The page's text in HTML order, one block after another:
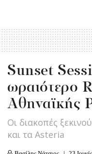
Sunset
ωραιότερο
Αθηναϊκής
Οι διακοπές
και τα Asteria